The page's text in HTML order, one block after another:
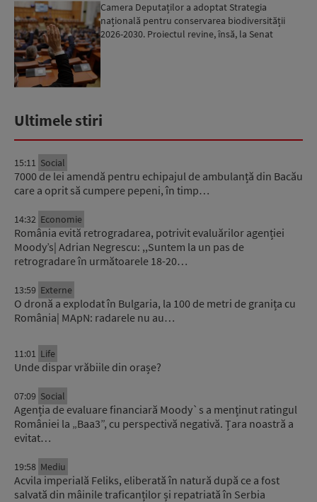
Camera Deputaților a adoptat Strategia
națională pentru conservarea biodiversității
2026-2030. Proiectul revine, însă, la Senat
Ultimele stiri
15:11 Social
7000 de lei amendă pentru echipajul de ambulanță din Bacău
care a oprit să cumpere pepeni, în timp…
14:32 Economie
România evită retrogradarea, potrivit evaluărilor agenției
Moody’s| Adrian Negrescu: ,,Suntem la un pas de
retrogradare în următoarele 18-20…
13:59 Externe
O dronă a explodat în Bulgaria, la 100 de metri de granița cu
România| MApN: radarele nu au…
11:01 Life
Unde dispar vrăbiile din orașe?
07:09 Social
Agenția de evaluare financiară Moody`s a menținut ratingul
României la „Baa3”, cu perspectivă negativă. Țara noastră a
evitat…
19:58 Mediu
Acvila imperială Feliks, eliberată în natură după ce a fost
salvată din mâinile traficanților și repatriată în Serbia